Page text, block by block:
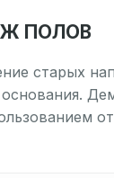
ПОЛОВ
старых